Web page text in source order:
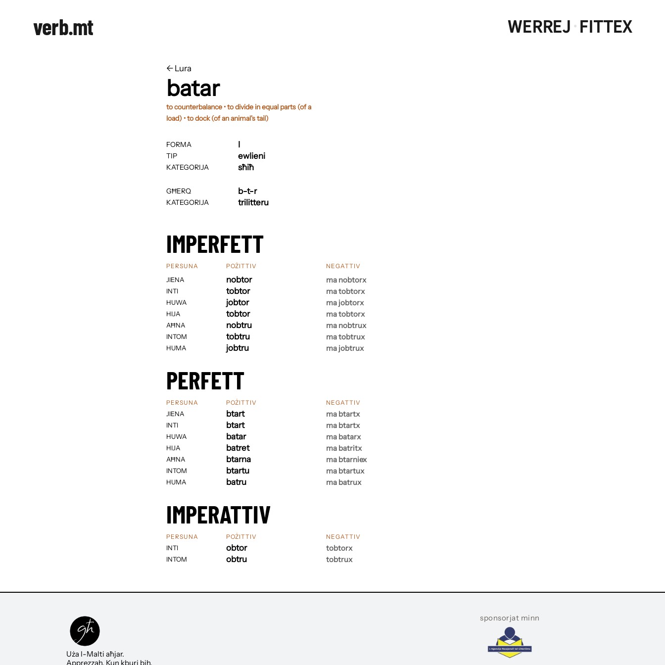
verb.mt WERREJ·FITTEX
← ​​Lura
batar
to counterbalance • to divide in equal parts (of a
load) • to dock (of an animal's tail)
FORMA
TIP
KATEGORIJA
GĦERQ
KATEGORIJA
ewlieni
sħiħ
b-t-r
trilitteru
IMPERFETT
PERSUNA
JIENA
INTI
HUWA
HIJA
AĦNA
INTOM
HUMA
POŻITTIV
nobtor
tobtor
jobtor
tobtor
nobtru
tobtru
jobtru
NEGATTIV
ma nobtorx
ma tobtorx
ma jobtorx
ma tobtorx
ma nobtrux
ma tobtrux
ma jobtrux
PERFETT
PERSUNA
JIENA
INTI
HUWA
HIJA
AĦNA
INTOM
HUMA
POŻITTIV
btart
btart
batar
batret
btarna
btartu
batru
NEGATTIV
ma btartx
ma btartx
ma batarx
ma batritx
ma btarniex
ma btartux
ma batrux
IMPERATTIV
PERSUNA
INTI
INTOM
POŻITTIV
obtor
obtru
NEGATTIV
tobtorx
tobtrux
Uża l-Malti aħjar.
Apprezzah. Kun kburi bih.
sponsorjat minn